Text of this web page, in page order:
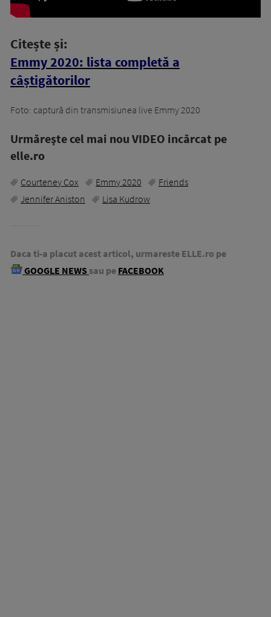
Citește și:
Emmy 2020: lista completă a
câștigătorilor
Foto: captură din transmisiunea live Emmy 2020
Urmăreşte cel mai nou VIDEO incărcat pe
elle.ro
Courteney Cox Emmy 2020
Friends
Jennifer Aniston
Lisa Kudrow
Daca ti-a placut acest articol, urmareste ELLE.ro pe
GOOGLE NEWS sau pe FACEBOOK